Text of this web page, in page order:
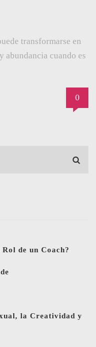
transformarse en
abundancia cuando es
0
de un Coach?
la Creatividad y